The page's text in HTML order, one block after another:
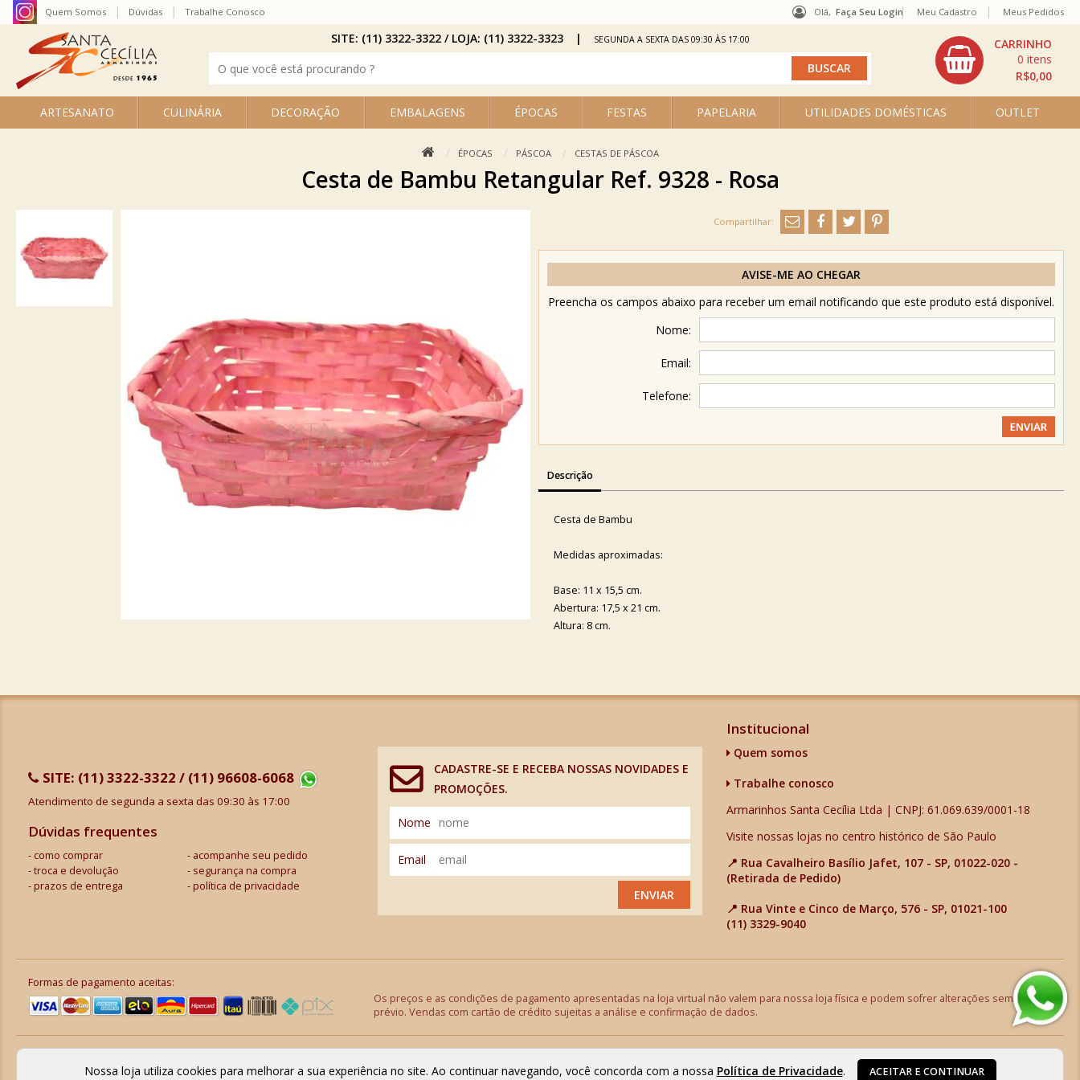
Olá, Faça Seu Login
ARTESANATO CULINÁRIA DECORAÇÃO EMBALAGENS ÉPOCAS FESTAS PAPELARIA UTILIDADES DOMÉSTICAS OUTLET
R$0,00
0
Quem Somos Dúvidas Trabalhe Conosco Meu Cadastro Meus Pedidos
SITE: (11) 3322-3322 / LOJA: (11) 3322-3323 SEGUNDA A SEXTA DAS 09:30 ÀS 17:00
ÉPOCAS PÁSCOA CESTAS DE PÁSCOA
Cesta de Bambu Retangular Ref. 9328 - Rosa
AVISE-ME AO CHEGAR
Preencha os campos abaixo para receber um email notificando que este produto está disponível.
Nome:
Email:
Telefone:
Descrição
Cesta de Bambu
Medidas aproximadas:
Base: 11 x 15,5 cm.
Abertura: 17,5 x 21 cm.
Altura: 8 cm.
SITE: (11) 3322-3322 / (11) 96608-6068
Atendimento de segunda a sexta das 09:30 às 17:00
Dúvidas frequentes
como comprar
acompanhe seu pedido
troca e devolução
segurança na compra
prazos de entrega
política de privacidade
CADASTRE-SE E RECEBA NOSSAS NOVIDADES E
PROMOÇÕES.
Nome
Email
ENVIAR
Institucional
Quem somos
Trabalhe conosco
Armarinhos Santa Cecília Ltda | CNPJ: 61.069.639/0001-18
Visite nossas lojas no centro histórico de São Paulo
📍 Rua Cavalheiro Basílio Jafet, 107 - SP, 01022-020 -
(Retirada de Pedido)
📍 Rua Vinte e Cinco de Março, 576 - SP, 01021-100
(11) 3329-9040
Formas de pagamento aceitas:
Os preços e as condições de pagamento apresentadas na loja virtual não valem para nossa loja física e podem sofrer alterações sem aviso
prévio. Vendas com cartão de crédito sujeitas a análise e confirmação de dados.
Nossa loja utiliza cookies para melhorar a sua experiência no site. Ao continuar navegando, você concorda com a nossa Política de Privacidade. ACEITAR E CONTINUAR